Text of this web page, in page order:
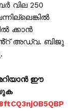
250
ക്കാൻ
അഡ്വ. ബിജു
ഈ